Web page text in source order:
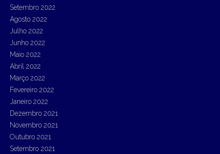
Setembro 2022
Agosto 2022
Julho 2022
Junho 2022
Maio 2022
Abril 2022
Março 2022
Fevereiro 2022
Janeiro 2022
Dezembro 2021
Novembro 2021
Outubro 2021
Setembro 2021